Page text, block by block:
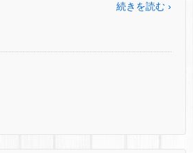
続きを読む ›